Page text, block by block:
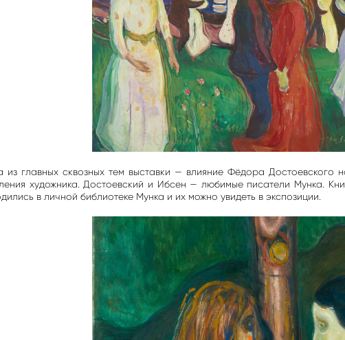
из главных сквозных тем выставки — влияние Фёдора Достоевского
художника. Достоевский и Ибсен — любимые писатели Мунка.
в личной библиотеке Мунка и их можно увидеть в экспозиции.